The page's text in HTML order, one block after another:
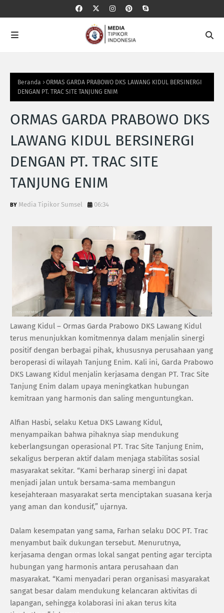
Beranda
ORMAS GARDA PRABOWO DKS LAWANG KIDUL BERSINERGI
DENGAN PT. TRAC SITE TANJUNG ENIM
ORMAS GARDA PRABOWO DKS
LAWANG KIDUL BERSINERGI
DENGAN PT. TRAC SITE
TANJUNG ENIM
Media Tipikor Sumsel 06:34
Lawang Kidul – Ormas Garda Prabowo DKS Lawang Kidul
terus menunjukkan komitmennya dalam menjalin sinergi
positif dengan berbagai pihak, khususnya perusahaan yang
beroperasi di wilayah Tanjung Enim. Kali ini, Garda Prabowo
DKS Lawang Kidul menjalin kerjasama dengan PT. Trac Site
Tanjung Enim dalam upaya meningkatkan hubungan
kemitraan yang harmonis dan saling menguntungkan.
Alfian Hasbi, selaku Ketua DKS Lawang Kidul,
menyampaikan bahwa pihaknya siap mendukung
keberlangsungan operasional PT. Trac Site Tanjung Enim,
sekaligus berperan aktif dalam menjaga stabilitas sosial
masyarakat sekitar. “Kami berharap sinergi ini dapat
menjadi jalan untuk bersama-sama membangun
kesejahteraan masyarakat serta menciptakan suasana kerja
yang aman dan kondusif,” ujarnya.
Dalam kesempatan yang sama, Farhan selaku DOC PT. Trac
menyambut baik dukungan tersebut. Menurutnya,
kerjasama dengan ormas lokal sangat penting agar tercipta
hubungan yang harmonis antara perusahaan dan
masyarakat. “Kami menyadari peran organisasi masyarakat
sangat besar dalam mendukung kelancaran aktivitas di
lapangan, sehingga kolaborasi ini akan terus kita